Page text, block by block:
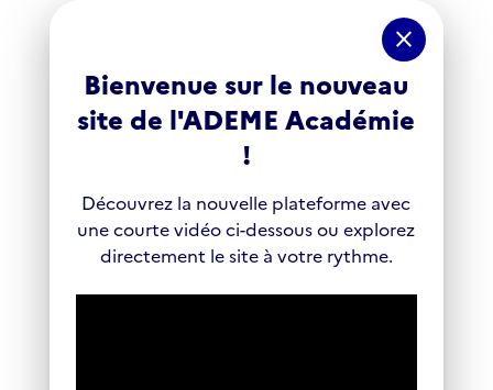
close
Bienvenue sur le nouveau
site de l'ADEME Académie
!
Découvrez la nouvelle plateforme avec
une courte vidéo ci-dessous ou explorez
directement le site à votre rythme.